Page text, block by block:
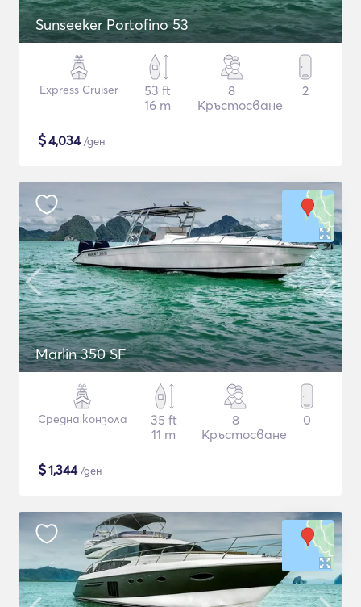
Sunseeker Portofino 53
Express Cruiser
53 ft
16 m
8
Кръстосване
2
$4,034/ден
Marlin 350 SF
Средна конзола
35 ft
11 m
8
Кръстосване
0
$1,344/ден